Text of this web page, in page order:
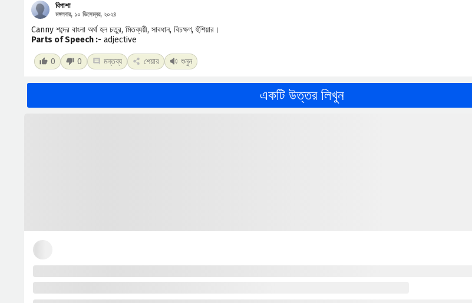
বিপাশা
মঙ্গলবার, ১০ ডিসেম্বর, ২০২৪
Canny শব্দের বাংলা অর্থ হল চতুর, মিতব্যয়ী, সাবধান, বিচক্ষণ, হুঁশিয়ার।
Parts of Speech :- adjective
0 0 মন্তব্য শেয়ার শুনুন
একটি উত্তর লিখুন